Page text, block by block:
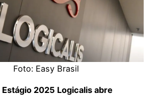
Foto: Easy Brasil
2025 Logicalis abre